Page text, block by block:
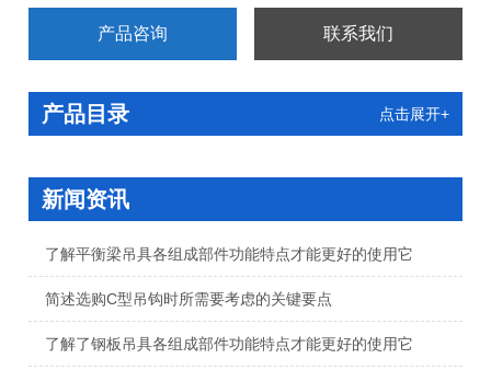
产品咨询 联系我们
产品目录 点击展开+
新闻资讯
了解平衡梁吊具各组成部件功能特点才能更好的使用它
简述选购C型吊钩时所需要考虑的关键要点
了解了钢板吊具各组成部件功能特点才能更好的使用它